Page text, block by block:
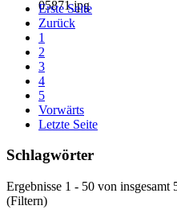
Erste Seite
Zurück
1
2
3
4
5
Vorwärts
Letzte Seite
Schlagwörter
Ergebnisse 1 - 50 von insgesamt
(Filtern)